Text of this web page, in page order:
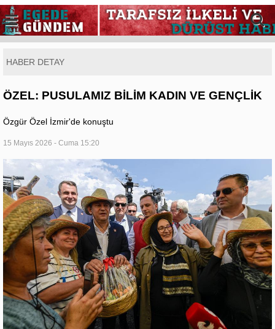
HABER DETAY
ÖZEL: PUSULAMIZ BİLİM KADIN VE GENÇLİK
Özgür Özel İzmir'de konuştu
15 Mayıs 2026 - Cuma 15:20